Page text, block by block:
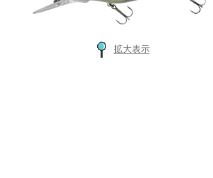
拡大表示